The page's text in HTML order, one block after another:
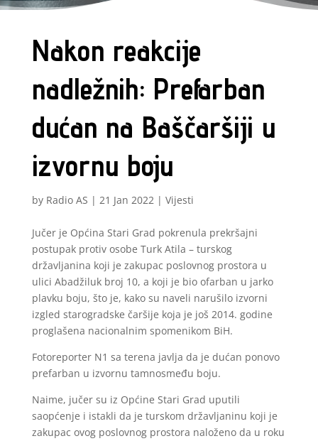
Nakon reakcije
nadležnih: Prefarban
dućan na Baščaršiji u
izvornu boju
by Radio AS | 21 Jan 2022| Vijesti
Jučer je Općina Stari Grad pokrenula prekršajni
postupak protiv osobe Turk Atila – turskog
državljanina koji je zakupac poslovnog prostora u
ulici Abadžiluk broj 10, a koji je bio ofarban u jarko
plavku boju, što je, kako su naveli narušilo izvorni
izgled starogradske čaršije koja je još 2014. godine
proglašena nacionalnim spomenikom BiH.
Fotoreporter N1 sa terena javlja da je dućan ponovo
prefarban u izvornu tamnosmeđu boju.
Naime, jučer su iz Općine Stari Grad uputili
saopćenje i istakli da je turskom državljaninu koji je
zakupac ovog poslovnog prostora naloženo da u roku